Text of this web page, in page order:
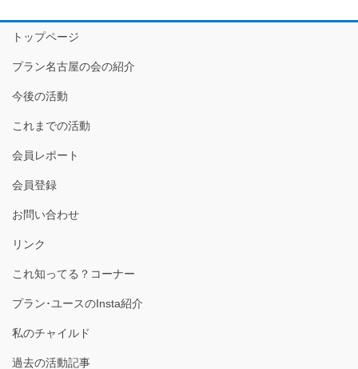
トップページ
プラン名古屋の会の紹介
今後の活動
これまでの活動
会員レポート
会員登録
お問い合わせ
リンク
これ知ってる？コーナー
プラン･ユースのInsta紹介
私のチャイルド
過去の活動記事